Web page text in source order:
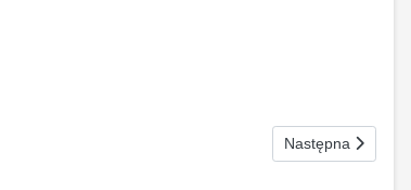
Następna strona:
Następna